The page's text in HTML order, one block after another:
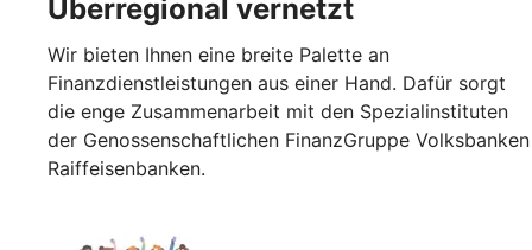
Überregional vernetzt
Wir bieten Ihnen eine breite Palette an
Finanzdienstleistungen aus einer Hand. Dafür sorgt
die enge Zusammenarbeit mit den Spezialinstituten
der Genossenschaftlichen FinanzGruppe Volksbanken
Raiffeisenbanken.